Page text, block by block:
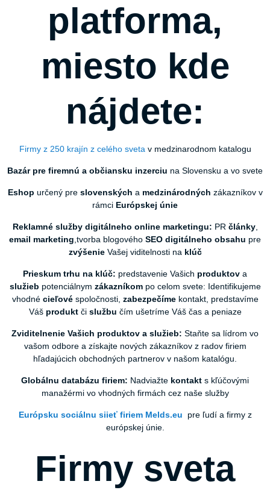
ponúkajúc pomoc a sprievod na ceste k úspechu.
platforma,
miesto kde
nájdete:
Firmy z 250 krajín z celého svetav medzinarodnom katalogu
Bazár pre firemnú a občiansku inzerciu na Slovensku a vo svete
Eshop určený pre slovenských a medzinárodných zákazníkov v
rámci Európskej únie
Reklamné služby digitálneho online marketingu: PR články,
email marketing,tvorba blogového SEO digitálneho obsahu pre
zvýšenieVašej viditelnosti na klúč
Prieskum trhu na klúč: predstavenie Vašich produktov a
služieb potenciálnym zákazníkompo celom svete: Identifikujeme
vhodné cieľovéspoločnosti, zabezpečímekontakt, predstavíme
Váš produktči službu čím ušetríme Váš čas a peniaze
Zviditelnenie Vašich produktov a služieb: Staňte sa lídrom vo
vašom odbore a získajte nových zákazníkov z radov firiem
hľadajúcich obchodných partnerov v našom katalógu.
Globálnu databázu firiem: Nadviažte kontakt s kľúčovými
manažérmi vo vhodných firmách cez naše služby
Európsku sociálnu siieť firiem Melds.eu pre ľudí a firmy z
európskej únie.
Firmy sveta